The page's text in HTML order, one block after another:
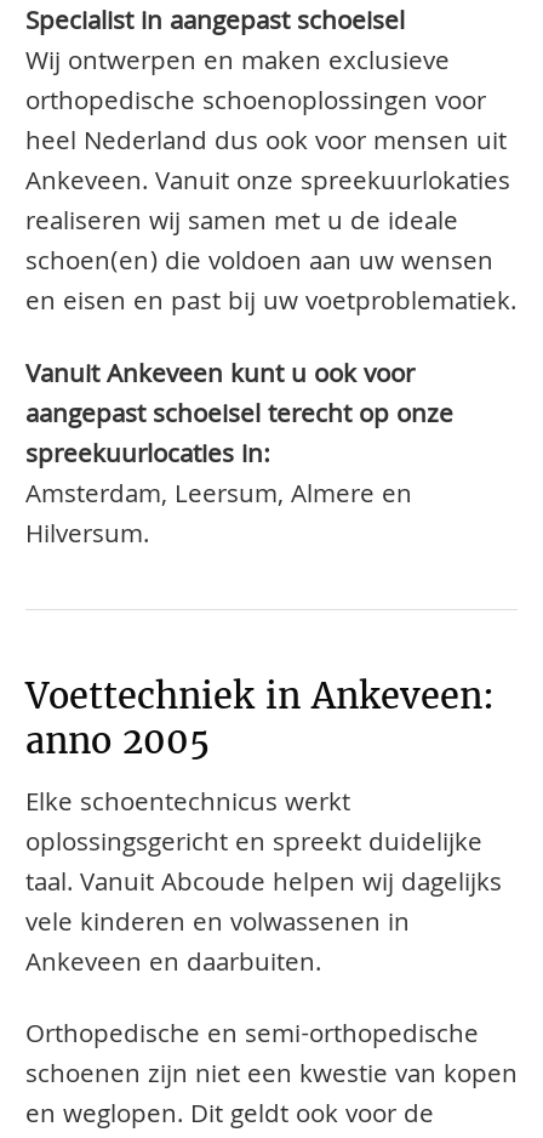
Specialist in aangepast schoeisel
Wij ontwerpen en maken exclusieve
orthopedische schoenoplossingen voor
heel Nederland dus ook voor mensen uit
Ankeveen. Vanuit onze spreekuurlokaties
realiseren wij samen met u de ideale
schoen(en) die voldoen aan uw wensen
en eisen en past bij uw voetproblematiek.
Vanuit Ankeveen kunt u ook voor
aangepast schoeisel terecht op onze
spreekuurlocaties in:
Amsterdam, Leersum, Almere en
Hilversum.
Voettechniek in Ankeveen:
anno 2005
Elke schoentechnicus werkt
oplossingsgericht en spreekt duidelijke
taal. Vanuit Abcoude helpen wij dagelijks
vele kinderen en volwassenen in
Ankeveen en daarbuiten.
​​​​Orthopedische en semi-orthopedische
schoenen zijn niet een kwestie van kopen
en weglopen. Dit geldt ook voor de